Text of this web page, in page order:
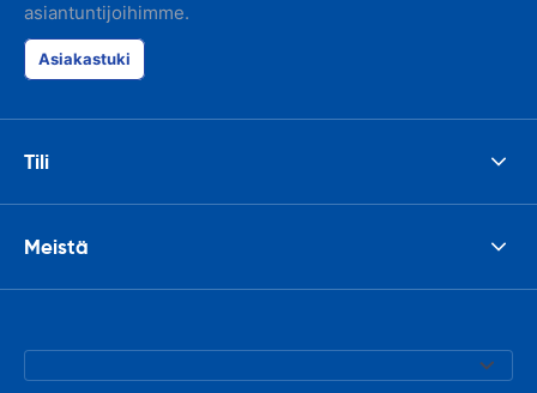
asiantuntijoihimme.
Asiakastuki
Tili
Meistä